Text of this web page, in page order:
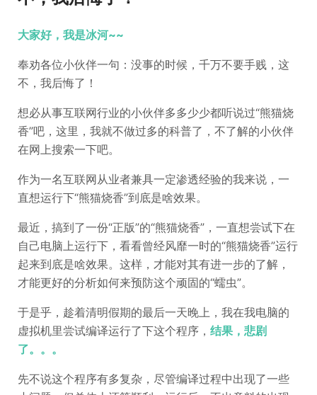
大家好，我是冰河~~
奉劝各位小伙伴一句：没事的时候，千万不要手贱，这
不，我后悔了！
想必从事互联网行业的小伙伴多多少少都听说过“熊猫烧
香”吧，这里，我就不做过多的科普了，不了解的小伙伴
在网上搜索一下吧。
作为一名互联网从业者兼具一定渗透经验的我来说，一
直想运行下“熊猫烧香”到底是啥效果。
最近，搞到了一份“正版”的“熊猫烧香”，一直想尝试下在
自己电脑上运行下，看看曾经风靡一时的“熊猫烧香”运行
起来到底是啥效果。这样，才能对其有进一步的了解，
才能更好的分析如何来预防这个顽固的“蠕虫”。
于是乎，趁着清明假期的最后一天晚上，我在我电脑的
虚拟机里尝试编译运行了下这个程序， 结果，悲剧
了。。。
先不说这个程序有多复杂，尽管编译过程中出现了一些